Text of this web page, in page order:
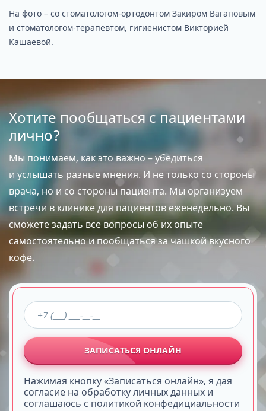
На фото – со стоматологом-ортодонтом Закиром Вагаповым
и стоматологом-терапевтом, гигиенистом Викторией
Кашаевой.
Хотите пообщаться с пациентами
лично?
Мы понимаем, как это важно – убедиться
и услышать разные мнения. И не только со стороны
врача, но и со стороны пациента. Мы организуем
встречи в клинике для пациентов еженедельно. Вы
сможете задать все вопросы об их опыте
самостоятельно и пообщаться за чашкой вкусного
кофе.
ЗАПИСАТЬСЯ ОНЛАЙН
Нажимая кнопку «Записаться онлайн», я дая
согласие на обработку личных данных и
соглашаюсь с политикой конфедициальности